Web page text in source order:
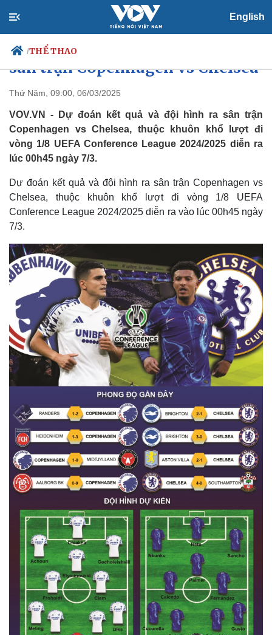
English
/THỂ THAO
Chính trị
Đảng
Tổ chức nhân sự
Quốc hội
Xã hội
Tin 24h
Dự báo thời tiết
Việc làm
Biển đảo
Dự đoán kết quả và đội hình ra
sân trận Copenhagen vs Chelsea
Thứ Năm, 09:00, 06/03/2025
VOV.VN - Dự đoán kết quả và đội hình ra sân trận
Copenhagen vs Chelsea, thuộc khuôn khổ lượt đi
vòng 1/8 UEFA Conference League 2024/2025 diễn ra
lúc 00h45 ngày 7/3.
Dự đoán kết quả và đội hình ra sân trận Copenhagen vs
Chelsea, thuộc khuôn khổ lượt đi vòng 1/8 UEFA
Conference League 2024/2025 diễn ra vào lúc 00h45 ngày
7/3.